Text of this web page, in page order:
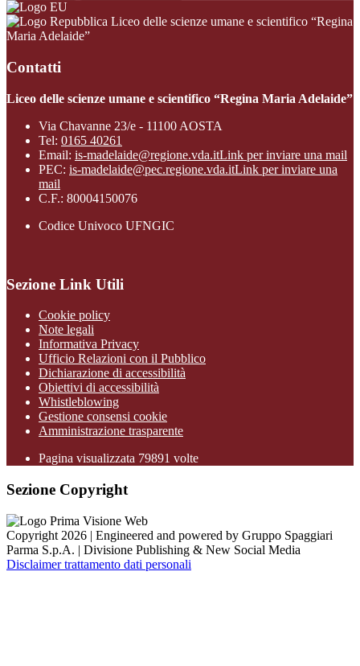
Liceo delle scienze umane e scientifico “Regina
Maria Adelaide”
Contatti
Liceo delle scienze umane e scientifico “Regina Maria Adelaide”
Via Chavanne 23/e - 11100 AOSTA
Tel: 0165 40261
Email: is-madelaide@regione.vda.itLink per inviare una mail
PEC: is-madelaide@pec.regione.vda.itLink per inviare una
mail
C.F.: 80004150076
Codice Univoco UFNGIC
Sezione Link Utili
Cookie policy
Note legali
Informativa Privacy
Ufficio Relazioni con il Pubblico
Dichiarazione di accessibilità
Obiettivi di accessibilità
Whistleblowing
Gestione consensi cookie
Amministrazione trasparente
Pagina visualizzata 79891 volte
Sezione Copyright
Copyright 2026 | Engineered and powered by Gruppo Spaggiari
Parma S.p.A. | Divisione Publishing & New Social Media
Disclaimer trattamento dati personali